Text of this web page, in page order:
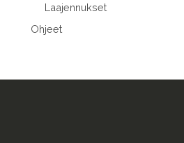
Laajennukset
Ohjeet